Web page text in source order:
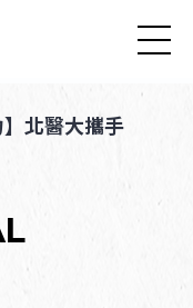
北醫大攜手